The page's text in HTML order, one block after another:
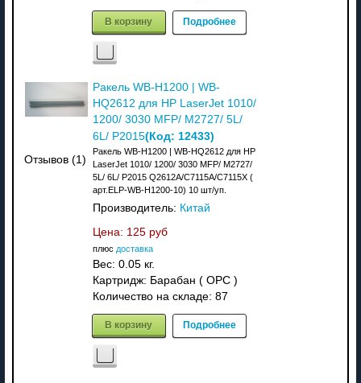
В корзину Подробнее
Отзывов (1)
Ракель WB-H1200 | WB-
HQ2612 для HP LaserJet 1010/
1200/ 3030 MFP/ M2727/ 5L/
6L/ P2015(Код: 12433)
Ракель WB-H1200 | WB-HQ2612 для HP
LaserJet 1010/ 1200/ 3030 MFP/ M2727/
5L/ 6L/ P2015 Q2612A/C7115A/C7115X (
арт.ELP-WB-H1200-10) 10 шт/уп.
Производитель: Китай
Цена: 125 руб
плюс доставка
Вес: 0.05 кг.
Картридж: Барабан ( OPC )
Количество на складе: 87
В корзину Подробнее